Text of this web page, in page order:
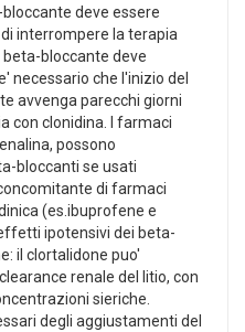
deve essere
interrompere la terapia
beta-bloccante deve
necessario che l'inizio del
avvenga parecchi giorni
con clonidina. I farmaci
possono
bloccanti se usati
di farmaci
(es.ibuprofene e
ipotensivi dei beta-
il clortalidone puo'
renale del litio, con
sieriche.
degli aggiustamenti del